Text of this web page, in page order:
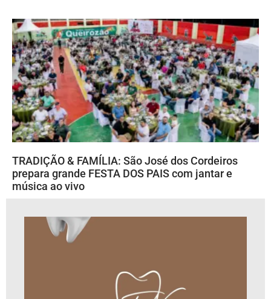
TRADIÇÃO & FAMÍLIA: São José dos Cordeiros
prepara grande FESTA DOS PAIS com jantar e
música ao vivo